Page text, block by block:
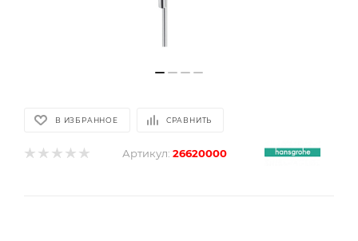
В ИЗБРАННОЕ СРАВНИТЬ
Артикул: 26620000